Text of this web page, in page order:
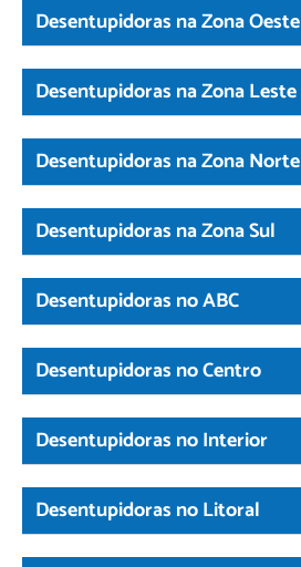
Desentupidoras na Zona Oeste
Desentupidoras na Zona Leste
Desentupidoras na Zona Norte
Desentupidoras na Zona Sul
Desentupidoras no ABC
Desentupidoras no Centro
Desentupidoras no Interior
Desentupidoras no Litoral